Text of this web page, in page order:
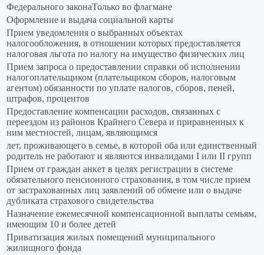
Федерального законаТолько во флагмане
Оформление и выдача социальной карты
Прием уведомления о выбранных объектах
налогообложения, в отношении которых предоставляется
налоговая льгота по налогу на имущество физических лиц
Прием запроса о предоставлении справки об исполнении
налогоплательщиком (плательщиком сборов, налоговым
агентом) обязанности по уплате налогов, сборов, пеней,
штрафов, процентов
Предоставление компенсации расходов, связанных с
переездом из районов Крайнего Севера и приравненных к
ним местностей, лицам, являющимся
лет, проживающего в семье, в которой оба или единственный
родитель не работают и являются инвалидами I или II групп
Прием от граждан анкет в целях регистрации в системе
обязательного пенсионного страхования, в том числе прием
от застрахованных лиц заявлений об обмене или о выдаче
дубликата страхового свидетельства
Назначение ежемесячной компенсационной выплаты семьям,
имеющим 10 и более детей
Приватизация жилых помещений муниципального
жилищного фонда